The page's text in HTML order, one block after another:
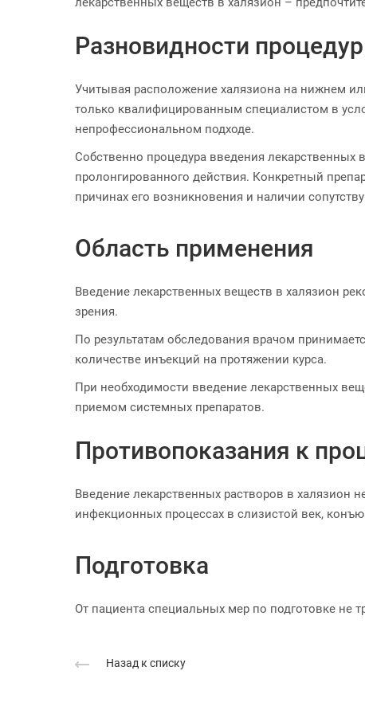
Разновидности
Учитывая расположение халязиона на нижнем
только квалифицированным специалистом в
непрофессиональном подходе.
Собственно процедура введения
пролонгированного действия. Конкретный
причинах его возникновения и наличии
Область применения
Введение лекарственных веществ в халязион
зрения.
По результатам обследования врачом
количестве инъекций на протяжении курса.
При необходимости введение лекарственных
приемом системных препаратов.
Противопоказания к
Введение лекарственных растворов в халязион
инфекционных процессах в слизистой век,
Подготовка
От пациента специальных мер по подготовке не
Назад к списку